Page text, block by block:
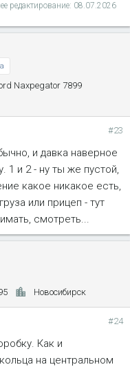
редактирование: 08.07.2026
Naxpegator 7899
#23
и давка наверное
1 и 2 - ну ты же пустой,
какое никакое есть,
или прицеп - тут
смотреть...
Новосибирск
#24
Как и
на центральном